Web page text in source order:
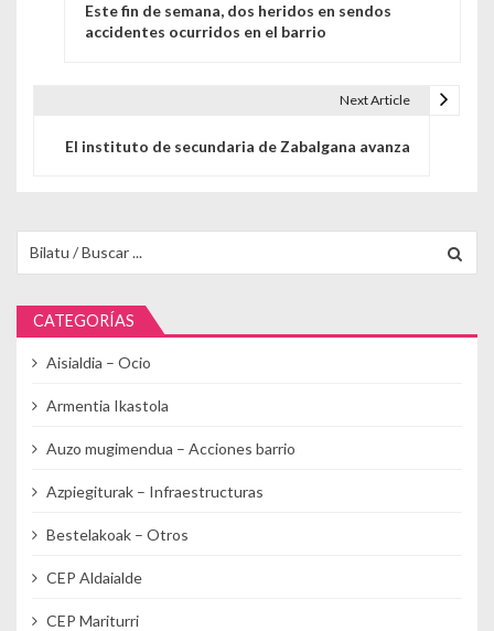
Este fin de semana, dos heridos en sendos
accidentes ocurridos en el barrio
Next Article
El instituto de secundaria de Zabalgana avanza
CATEGORÍAS
Aisialdia – Ocio
Armentia Ikastola
Auzo mugimendua – Acciones barrio
Azpiegiturak – Infraestructuras
Bestelakoak – Otros
CEP Aldaialde
CEP Mariturri